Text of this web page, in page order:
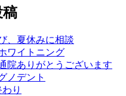
、夏休みに相談
ワイトニング
院ありがとうございます
ノデント
り